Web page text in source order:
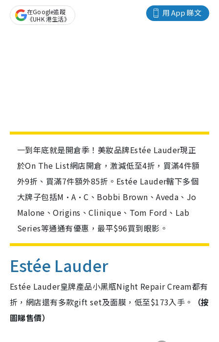
用 App 睇文
在Google追蹤
《UHK 港生活》
一到年底就是開倉季！美妝品牌Estée Lauder現正
於On The List網店開倉，激減低至4折，買滿4件額
外9折、買滿7件額外85折。Estée Lauder轄下多個
大牌子包括M·A·C、Bobbi Brown、Aveda、Jo
Malone、Origins、Clinique、Tom Ford、Lab
Series等通通有優惠，最平$96買到眼影。
Estée Lauder
Estée Lauder皇牌產品小黑瓶Night Repair Cream都有
折，網店還有多款gift set及面膜，低至$173入手。
（按
圖睇售價）